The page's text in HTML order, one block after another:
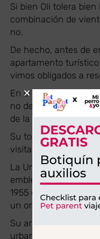
Si bien Oli tolera bien
combinación de
no.
De hecho, antes de
apartamento
vimos obligados a
En el caso de que tú
no dejes de pasear
de la Universidad
Su torre, iglesia y
visitar.
La Universidad
emblemático edificio
1955 como una
un orfelinato minero.
Su arquitectura es un
urbanismo de la